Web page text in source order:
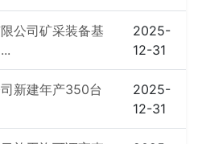
公司矿采装备基
2025-
12-31
新建年产350台
2025-
12-31